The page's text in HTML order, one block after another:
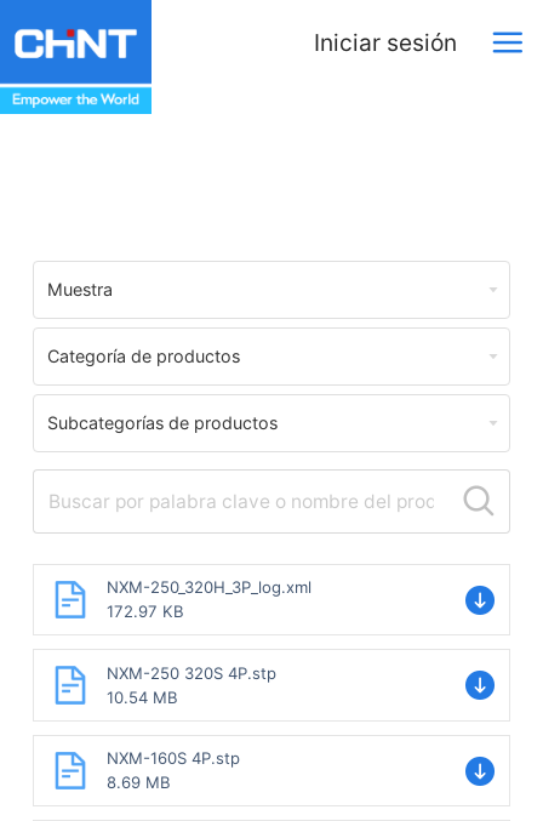
Iniciar sesión
Muestra
Categoría de productos
Subcategorías de productos
NXM-250_320H_3P_log.xml
172.97 KB
NXM-250 320S 4P.stp
10.54 MB
NXM-160S 4P.stp
8.69 MB